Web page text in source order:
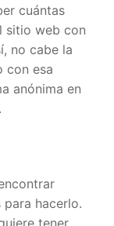
cuántas
sitio web con
no cabe la
con esa
anónima en
hacerlo.
tener